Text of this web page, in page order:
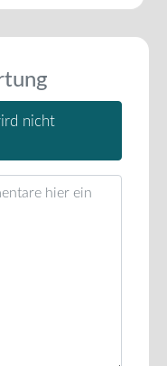
nicht